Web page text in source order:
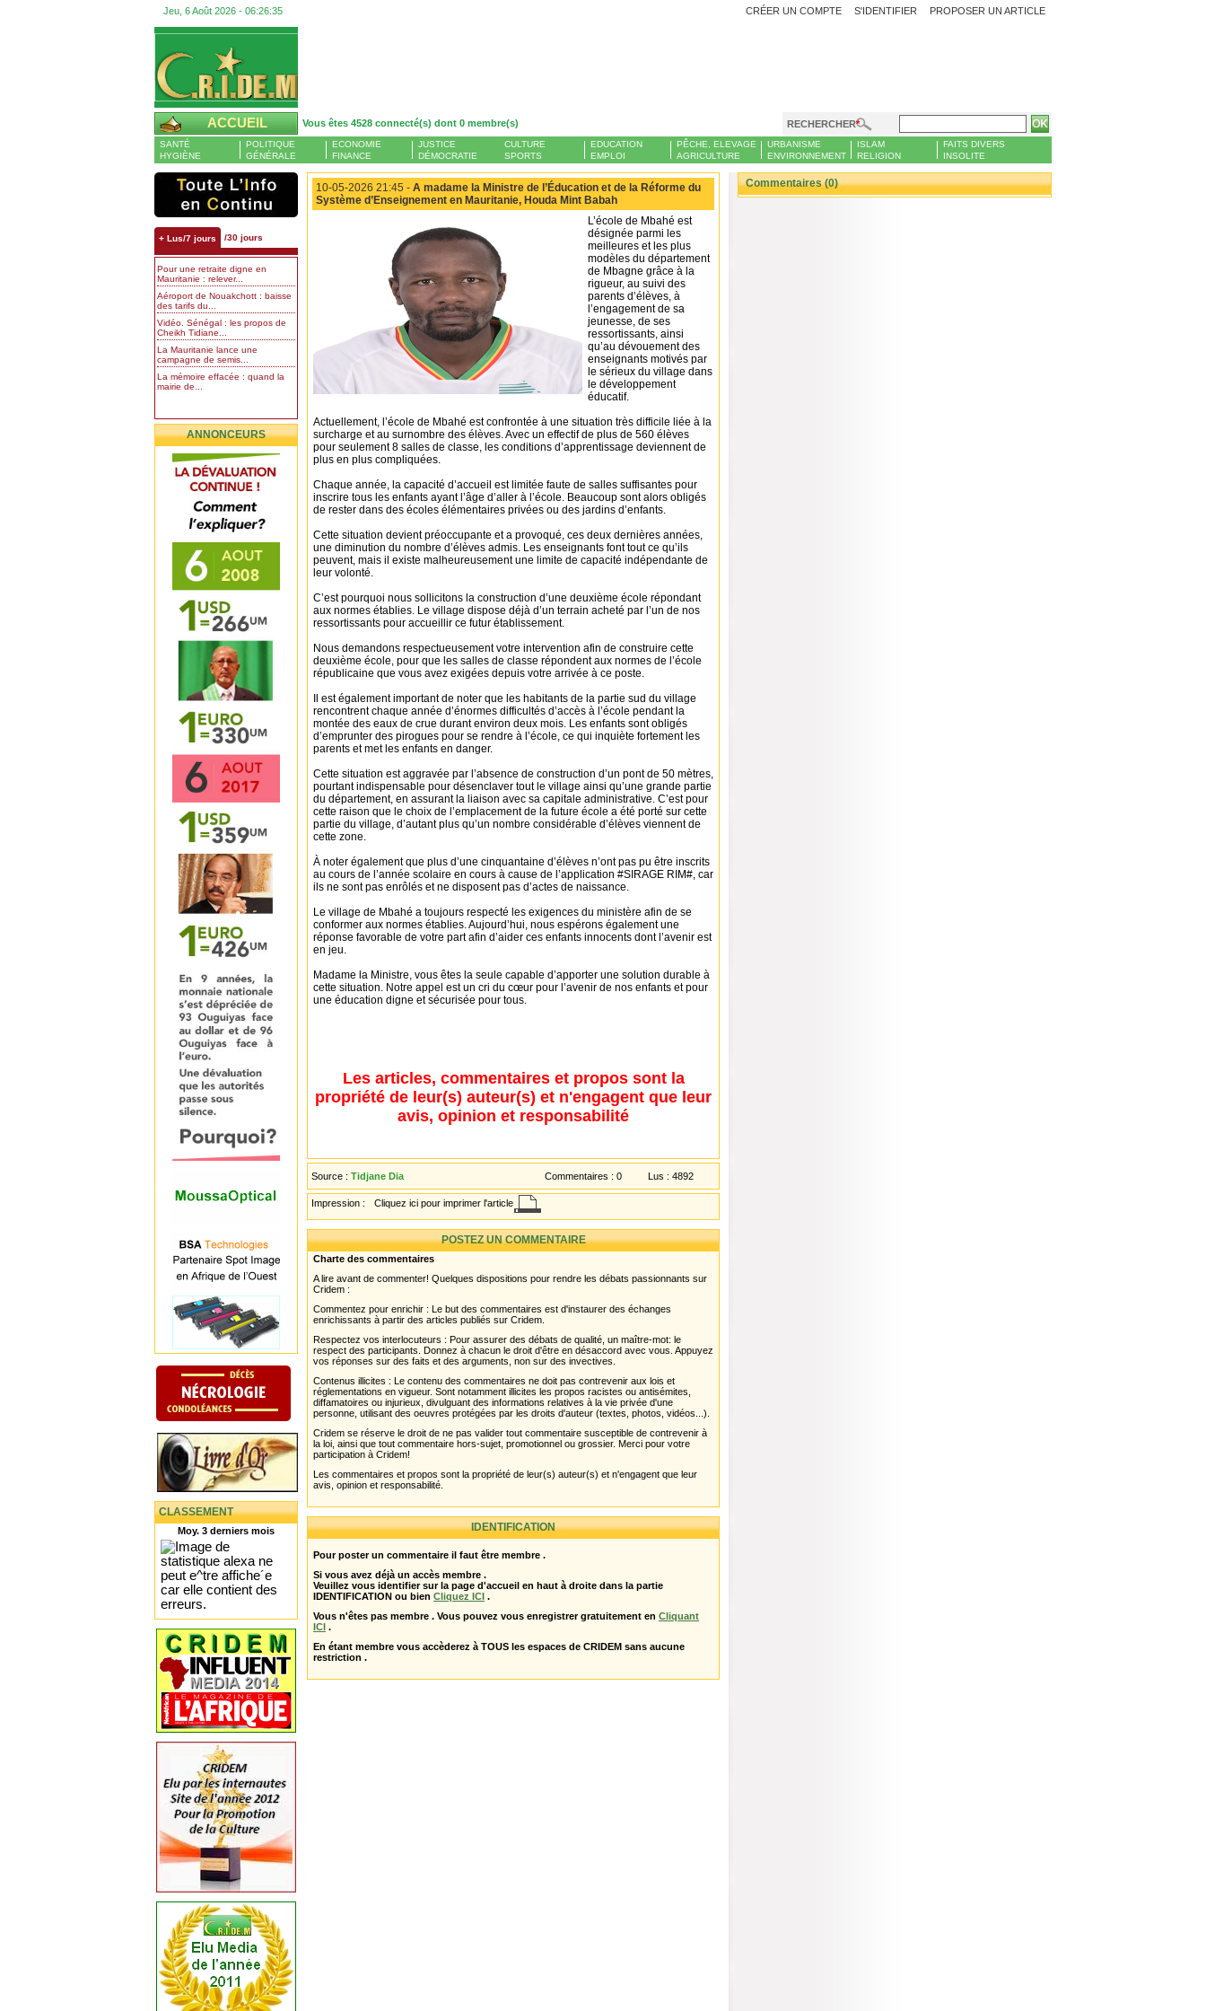
Jeu, 6 Août 2026 - 06:26:36 PROPOSER UN ARTICLE
CRÉER UN COMPTE S'IDENTIFIER
ACCUEIL Vous êtes 4528 connecté(s) dont 0 membre(s) RECHERCHER
SANTÉ
HYGIÈNE
POLITIQUE
GÉNÉRALE
ECONOMIE
FINANCE
JUSTICE
DÉMOCRATIE
CULTURE
SPORTS
EDUCATION
EMPLOI
PÊCHE, ELEVAGE
AGRICULTURE
URBANISME
ENVIRONNEMENT
ISLAM
RELIGION
FAITS DIVERS
INSOLITE
+ Lus/7 jours /30 jours
Pour une retraite digne en
Mauritanie : relever...
Aéroport de Nouakchott : baisse
des tarifs du...
Vidéo. Sénégal : les propos de
Cheikh Tidiane...
La Mauritanie lance une
campagne de semis...
La mémoire effacée : quand la
mairie de...
ANNONCEURS
CLASSEMENT
Moy. 3 derniers mois
10-05-2026 21:45 - A madame la Ministre de l’Éducation et de la Réforme du
Système d’Enseignement en Mauritanie, Houda Mint Babah
L’école de Mbahé est
désignée parmi les
meilleures et les plus
modèles du département
de Mbagne grâce à la
rigueur, au suivi des
parents d’élèves, à
l’engagement de sa
jeunesse, de ses
ressortissants, ainsi
qu’au dévouement des
enseignants motivés par
le sérieux du village dans
le développement
éducatif.
Actuellement, l’école de Mbahé est confrontée à une situation très difficile liée à la
surcharge et au surnombre des élèves. Avec un effectif de plus de 560 élèves
pour seulement 8 salles de classe, les conditions d’apprentissage deviennent de
plus en plus compliquées.
Chaque année, la capacité d’accueil est limitée faute de salles suffisantes pour
inscrire tous les enfants ayant l’âge d’aller à l’école. Beaucoup sont alors obligés
de rester dans des écoles élémentaires privées ou des jardins d’enfants.
Cette situation devient préoccupante et a provoqué, ces deux dernières années,
une diminution du nombre d’élèves admis. Les enseignants font tout ce qu’ils
peuvent, mais il existe malheureusement une limite de capacité indépendante de
leur volonté.
C’est pourquoi nous sollicitons la construction d’une deuxième école répondant
aux normes établies. Le village dispose déjà d’un terrain acheté par l’un de nos
ressortissants pour accueillir ce futur établissement.
Nous demandons respectueusement votre intervention afin de construire cette
deuxième école, pour que les salles de classe répondent aux normes de l’école
républicaine que vous avez exigées depuis votre arrivée à ce poste.
Il est également important de noter que les habitants de la partie sud du village
rencontrent chaque année d’énormes difficultés d’accès à l’école pendant la
montée des eaux de crue durant environ deux mois. Les enfants sont obligés
d’emprunter des pirogues pour se rendre à l’école, ce qui inquiète fortement les
parents et met les enfants en danger.
Cette situation est aggravée par l’absence de construction d’un pont de 50 mètres,
pourtant indispensable pour désenclaver tout le village ainsi qu’une grande partie
du département, en assurant la liaison avec sa capitale administrative. C’est pour
cette raison que le choix de l’emplacement de la future école a été porté sur cette
partie du village, d’autant plus qu’un nombre considérable d’élèves viennent de
cette zone.
À noter également que plus d’une cinquantaine d’élèves n’ont pas pu être inscrits
au cours de l’année scolaire en cours à cause de l’application #SIRAGE RIM#, car
ils ne sont pas enrôlés et ne disposent pas d’actes de naissance.
Le village de Mbahé a toujours respecté les exigences du ministère afin de se
conformer aux normes établies. Aujourd’hui, nous espérons également une
réponse favorable de votre part afin d’aider ces enfants innocents dont l’avenir est
en jeu.
Madame la Ministre, vous êtes la seule capable d’apporter une solution durable à
cette situation. Notre appel est un cri du cœur pour l’avenir de nos enfants et pour
une éducation digne et sécurisée pour tous.
Les articles, commentaires et propos sont la
propriété de leur(s) auteur(s) et n'engagent que leur
avis, opinion et responsabilité
Source : Tidjane Dia Commentaires : 0 Lus : 4892
Impression : Cliquez ici pour imprimer l'article
POSTEZ UN COMMENTAIRE
Charte des commentaires
A lire avant de commenter! Quelques dispositions pour rendre les débats passionnants sur
Cridem :
Commentez pour enrichir : Le but des commentaires est d'instaurer des échanges
enrichissants à partir des articles publiés sur Cridem.
Respectez vos interlocuteurs : Pour assurer des débats de qualité, un maître-mot: le
respect des participants. Donnez à chacun le droit d'être en désaccord avec vous. Appuyez
vos réponses sur des faits et des arguments, non sur des invectives.
Contenus illicites : Le contenu des commentaires ne doit pas contrevenir aux lois et
réglementations en vigueur. Sont notamment illicites les propos racistes ou antisémites,
diffamatoires ou injurieux, divulguant des informations relatives à la vie privée d'une
personne, utilisant des oeuvres protégées par les droits d'auteur (textes, photos, vidéos...).
Cridem se réserve le droit de ne pas valider tout commentaire susceptible de contrevenir à
la loi, ainsi que tout commentaire hors-sujet, promotionnel ou grossier. Merci pour votre
participation à Cridem!
Les commentaires et propos sont la propriété de leur(s) auteur(s) et n'engagent que leur
avis, opinion et responsabilité.
IDENTIFICATION
Pour poster un commentaire il faut être membre .
Si vous avez déjà un accès membre .
Veuillez vous identifier sur la page d'accueil en haut à droite dans la partie
IDENTIFICATION ou bien Cliquez ICI .
Vous n'êtes pas membre . Vous pouvez vous enregistrer gratuitement en Cliquant
ICI .
En étant membre vous accèderez à TOUS les espaces de CRIDEM sans aucune
restriction .
Commentaires (0)